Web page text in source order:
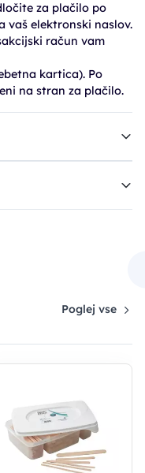
za plačilo po
vaš elektronski naslov.
račun vam
kartica). Po
na stran za plačilo.
Poglej vse